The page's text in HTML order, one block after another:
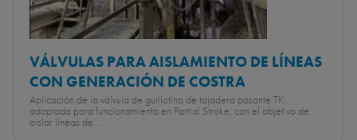
VÁLVULAS PARA AISLAMIENTO DE LÍNEAS
CON GENERACIÓN DE COSTRA
Aplicación de la válvula de guillotina de tajadera pasante TK,
adaptada para funcionamiento en Partial Stroke, con el objetivo de
aislar líneas de...